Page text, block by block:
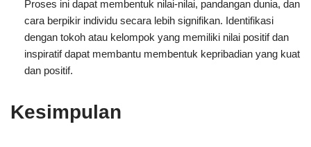
Proses ini dapat membentuk nilai-nilai, pandangan dunia, dan
cara berpikir individu secara lebih signifikan. Identifikasi
dengan tokoh atau kelompok yang memiliki nilai positif dan
inspiratif dapat membantu membentuk kepribadian yang kuat
dan positif.
Kesimpulan